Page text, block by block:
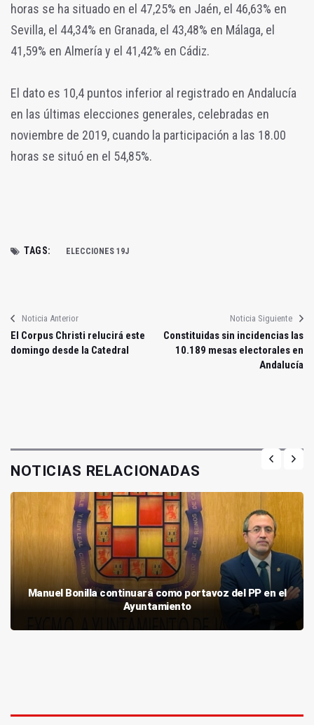
horas se ha situado en el 47,25% en Jaén, el 46,63% en
Sevilla, el 44,34% en Granada, el 43,48% en Málaga, el
41,59% en Almería y el 41,42% en Cádiz.
El dato es 10,4 puntos inferior al registrado en Andalucía
en las últimas elecciones generales, celebradas en
noviembre de 2019, cuando la participación a las 18.00
horas se situó en el 54,85%.
TAGS: ELECCIONES 19J
Noticia Anterior
El Corpus Christi relucirá este
domingo desde la Catedral
Noticia Siguiente
Constituidas sin incidencias las
10.189 mesas electorales en
Andalucía
NOTICIAS RELACIONADAS
Manuel Bonilla continuará como portavoz del PP en el
Ayuntamiento